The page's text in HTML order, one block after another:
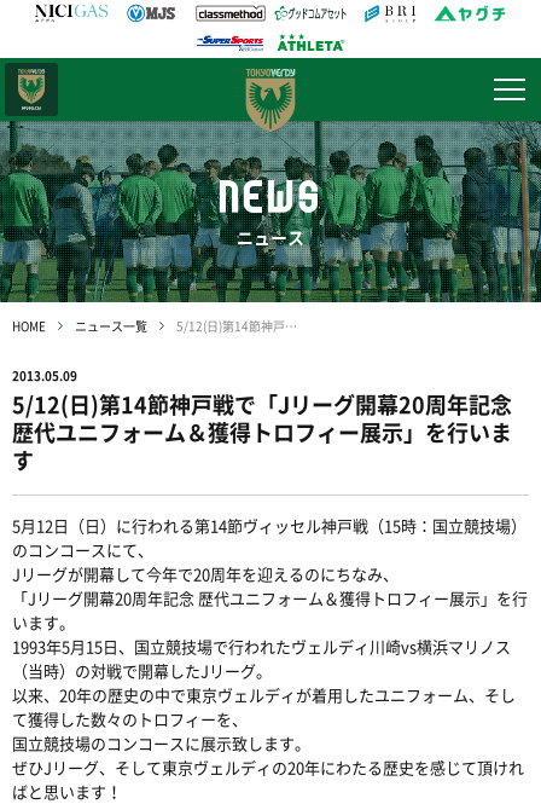
NEWS
ニュース
HOME ニュース一覧 5/12(日)第14節神戸戦で「Jリーグ開幕20周年記念 歴代ユニフォーム＆獲得トロフィー展示」を行います
2013.05.09
5/12(日)第14節神戸戦で「Jリーグ開幕20周年記念
歴代ユニフォーム＆獲得トロフィー展示」を行いま
す
5月12日（日）に行われる第14節ヴィッセル神戸戦（15時：国立競技場）
のコンコースにて、
Jリーグが開幕して今年で20周年を迎えるのにちなみ、
「Jリーグ開幕20周年記念 歴代ユニフォーム＆獲得トロフィー展示」を行
います。
1993年5月15日、国立競技場で行われたヴェルディ川崎vs横浜マリノス
（当時）の対戦で開幕したJリーグ。
以来、20年の歴史の中で東京ヴェルディが着用したユニフォーム、そし
て獲得した数々のトロフィーを、
国立競技場のコンコースに展示致します。
ぜひJリーグ、そして東京ヴェルディの20年にわたる歴史を感じて頂けれ
ばと思います！